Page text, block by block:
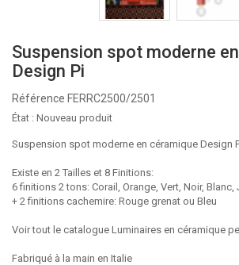
Suspension spot moderne
Design Pi
Référence FERRC2500/2501
État : Nouveau produit
Suspension spot moderne en céramique Design
Existe en 2 Tailles et 8 Finitions:
6 finitions 2 tons: Corail, Orange, Vert, Noir, Blanc,
+ 2 finitions cachemire: Rouge grenat ou Bleu
Voir tout le catalogue Luminaires en céramique
Fabriqué à la main en Italie